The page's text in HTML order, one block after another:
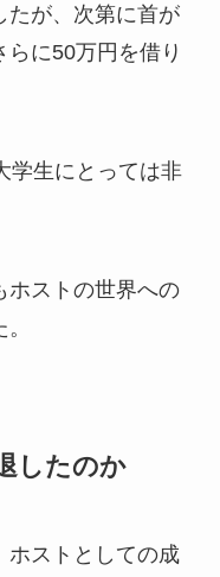
たが、次第に首が
に50万円を借り
学生にとっては非
ホストの世界への
したのか
ホストとしての成